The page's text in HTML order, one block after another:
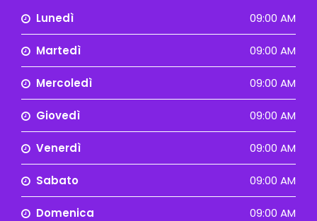
Lunedì 09:00 AM
Martedì 09:00 AM
Mercoledì 09:00 AM
Giovedì 09:00 AM
Venerdì 09:00 AM
Sabato 09:00 AM
Domenica 09:00 AM